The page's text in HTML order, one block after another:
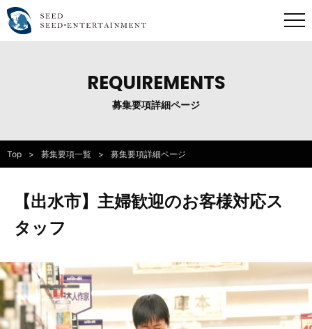
REQUIREMENTS
募集要項詳細ページ
Top 募集要項一覧 募集要項詳細ページ
【出水市】主婦歓迎のお客様対応ス
タッフ